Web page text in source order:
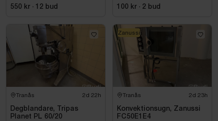
550 kr · 12 bud
100 kr · 2 bud
Tranås 2d 22h
Degblandare, Tripas
Planet PL 60/20
Tranås 2d 23h
Konvektionsugn, Zanussi
FC50E1E4
Zanussi